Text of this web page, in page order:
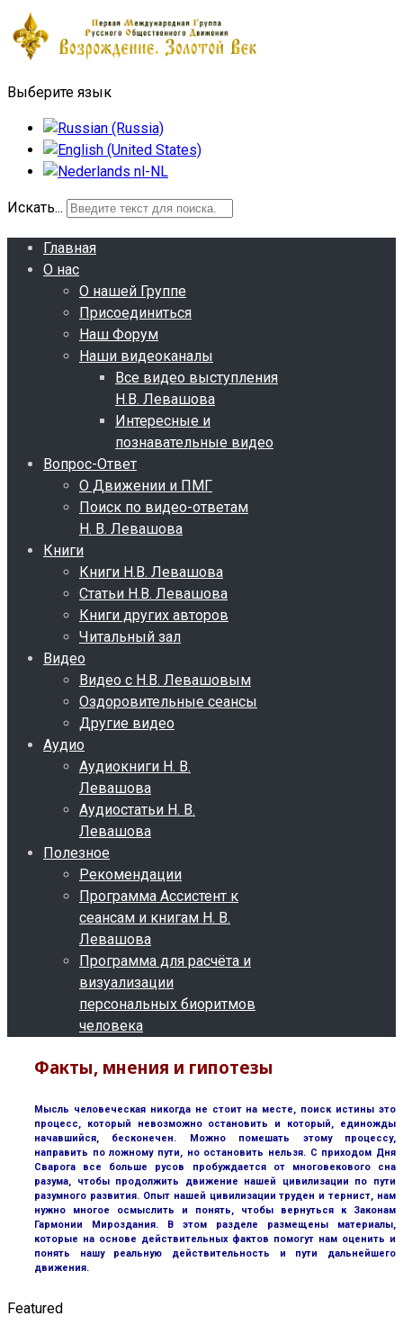
Выберите язык
Искать...
Главная
О нас
О нашей Группе
Присоединиться
Наш Форум
Наши видеоканалы
Все видео выступления
Н.В. Левашова
Интересные и
познавательные видео
Вопрос-Ответ
О Движении и ПМГ
Поиск по видео-ответам
Н. В. Левашова
Книги
Книги Н.В. Левашова
Статьи Н.В. Левашова
Книги других авторов
Читальный зал
Видео
Видео с Н.В. Левашовым
Оздоровительные сеансы
Другие видео
Аудио
Аудиокниги Н. В.
Левашова
Аудиостатьи Н. В.
Левашова
Полезное
Рекомендации
Программа Ассистент к
сеансам и книгам Н. В.
Левашова
Программа для расчёта и
визуализации
персональных биоритмов
человека
Факты, мнения и гипотезы
Мысль человеческая никогда не стоит на месте, поиск истины это
процесс, который невозможно остановить и который, единожды
начавшийся, бесконечен. Можно помешать этому процессу,
направить по ложному пути, но остановить нельзя. С приходом Дня
Сварога все больше русов пробуждается от многовекового сна
разума, чтобы продолжить движение нашей цивилизации по пути
разумного развития. Опыт нашей цивилизации труден и тернист, нам
нужно многое осмыслить и понять, чтобы вернуться к Законам
Гармонии Мироздания. В этом разделе размещены материалы,
которые на основе действительных фактов помогут нам оценить и
понять нашу реальную действительность и пути дальнейшего
движения.
Featured